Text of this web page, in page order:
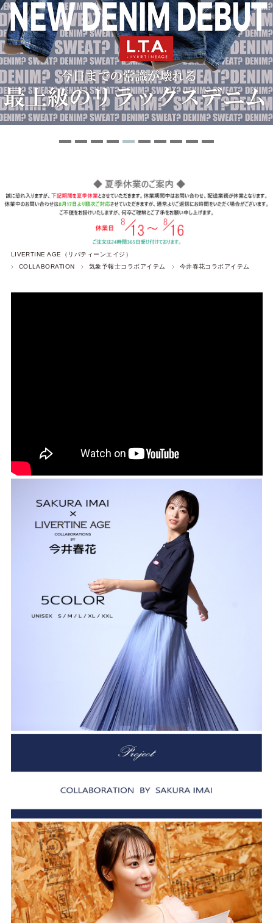
LIVERTINE AGE（リバティーンエイジ）
COLLABORATION
気象予報士コラボアイテム 今井春花コラボアイテム